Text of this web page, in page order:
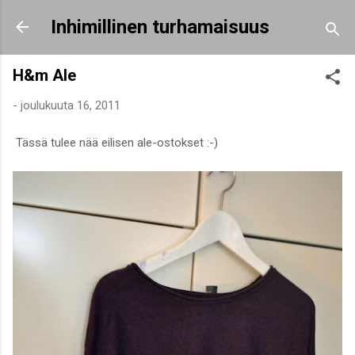
Siirry pääsisältöön
Inhimillinen turhamaisuus
H&m Ale
- joulukuuta 16, 2011
Tässä tulee nää eilisen ale-ostokset :-)